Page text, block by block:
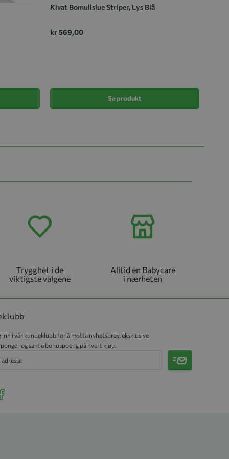
Kivat Bomullslue Striper, Lys Blå
kr 569,00
Se produkt
Trygghet i de
viktigste valgene
Alltid en Babycare
i nærheten
inn i vår kundeklubb for å motta nyhetsbrev, eksklusive
og samle bonuspoeng på hvert kjøp.
Meld på
our Facebook